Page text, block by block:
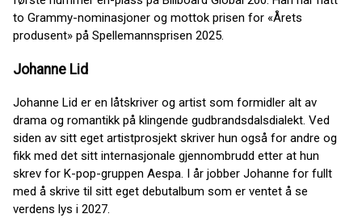
to Grammy-nominasjoner og mottok prisen for «Årets
produsent» på Spellemannsprisen 2025.
Johanne Lid
Johanne Lid er en låtskriver og artist som formidler alt av
drama og romantikk på klingende gudbrandsdalsdialekt. Ved
siden av sitt eget artistprosjekt skriver hun også for andre og
fikk med det sitt internasjonale gjennombrudd etter at hun
skrev for K-pop-gruppen Aespa. I år jobber Johanne for fullt
med å skrive til sitt eget debutalbum som er ventet å se
verdens lys i 2027.